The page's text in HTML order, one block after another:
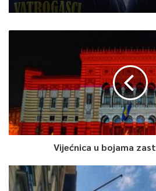
spomenik, treba dodati i žrtve
svakako čine cjelinu događaja na
spomeniku,
također, treba navesti da spisak
uvijek se traga za najmanje
nestala na Kazanima.
Prema usvojenoj Odluci, u
spomeniku nije
naveden kontekst događanja na
Vijećnica u bojama